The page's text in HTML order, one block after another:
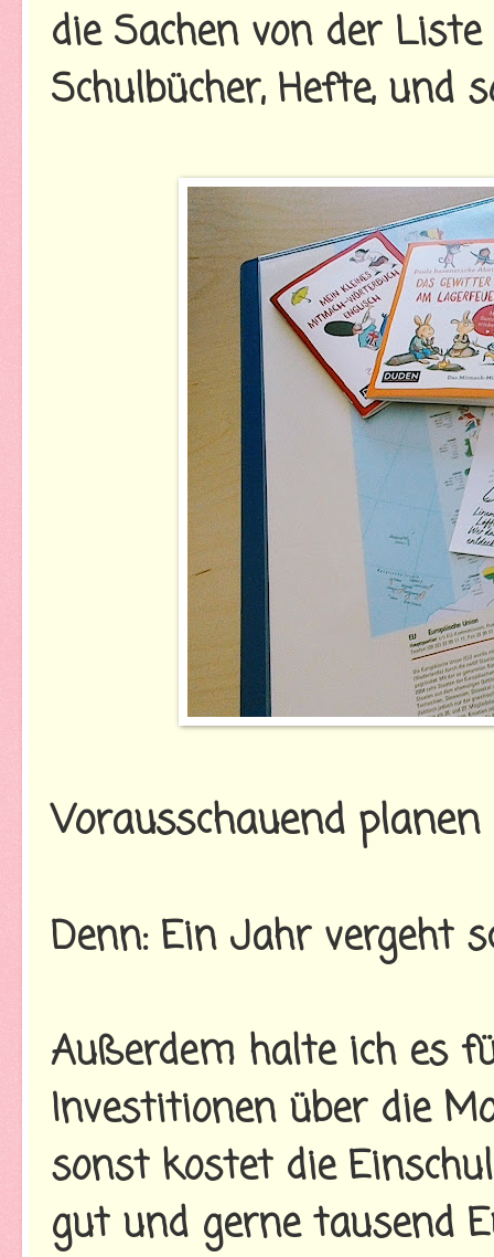
die Sachen von der
Schulbücher, Hefte, und
Vorausschauend planen
Denn: Ein Jahr vergeht
Außerdem halte ich es
Investitionen über die
sonst kostet die
gut und gerne tausend